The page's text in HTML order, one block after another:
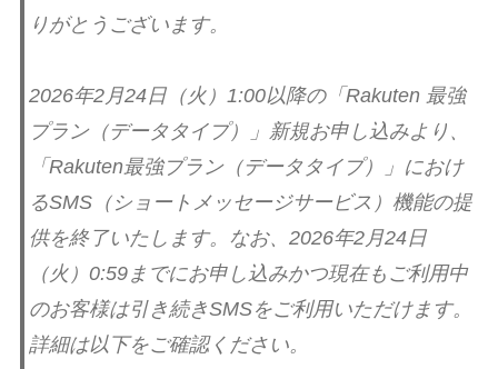
りがとうございます。
2026年2月24日（火）1:00以降の「Rakuten 最強
プラン（データタイプ）」新規お申し込みより、
「Rakuten最強プラン（データタイプ）」におけ
るSMS（ショートメッセージサービス）機能の提
供を終了いたします。なお、2026年2月24日
（火）0:59までにお申し込みかつ現在もご利用中
のお客様は引き続きSMSをご利用いただけます。
詳細は以下をご確認ください。